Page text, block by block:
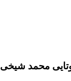
محمد شیخی